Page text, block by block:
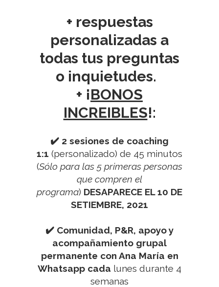
+ respuestas
personalizadas a
todas tus preguntas
o inquietudes.
+ ¡BONOS
INCREIBLES!:
✔️ 2 sesiones de coaching
1:1 (personalizado) de 45 minutos
(Sólo para las 5 primeras personas
que compren el
programa) DESAPARECE EL 10 DE
SETIEMBRE, 2021
✔️ Comunidad, P&R, apoyo y
acompañamiento grupal
permanente con Ana María en
Whatsapp cada lunes durante 4
semanas